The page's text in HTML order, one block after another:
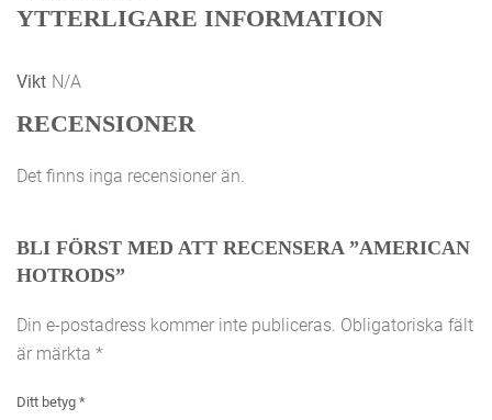
YTTERLIGARE INFORMATION
Vikt N/A
RECENSIONER
Det finns inga recensioner än.
BLI FÖRST MED ATT RECENSERA ”AMERICAN
HOTRODS”
Din e-postadress kommer inte publiceras. Obligatoriska fält
är märkta *
Ditt betyg *